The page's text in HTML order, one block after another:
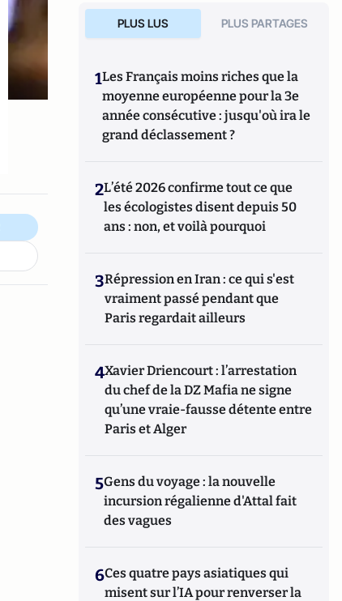
PLUS LUS PLUS PARTAGES
1Les Français moins riches que la
moyenne européenne pour la 3e
année consécutive : jusqu'où ira le
grand déclassement ?
2L’été 2026 confirme tout ce que
les écologistes disent depuis 50
ans : non, et voilà pourquoi
3Répression en Iran : ce qui s'est
vraiment passé pendant que
Paris regardait ailleurs
4Xavier Driencourt : l’arrestation
du chef de la DZ Mafia ne signe
qu’une vraie-fausse détente entre
Paris et Alger
5Gens du voyage : la nouvelle
incursion régalienne d'Attal fait
des vagues
6Ces quatre pays asiatiques qui
misent sur l’IA pour renverser la